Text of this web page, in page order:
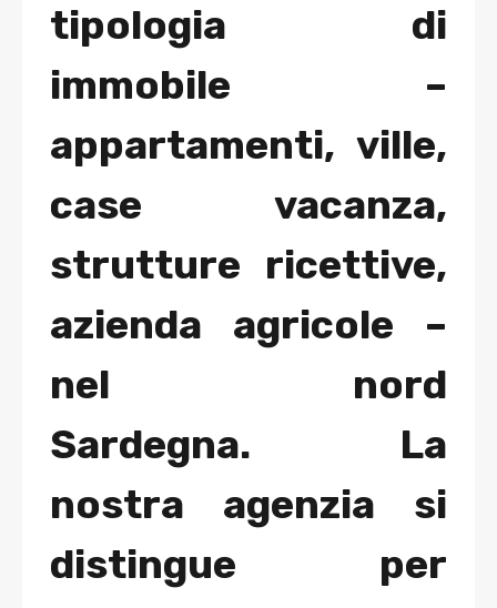
tipologia di
immobile –
appartamenti, ville,
case vacanza,
strutture ricettive,
azienda agricole –
nel nord
Sardegna. La
nostra agenzia si
distingue per